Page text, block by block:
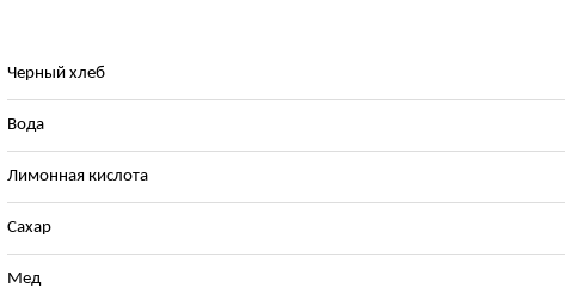
Черный хлеб
Вода
Лимонная кислота
Сахар
Мед